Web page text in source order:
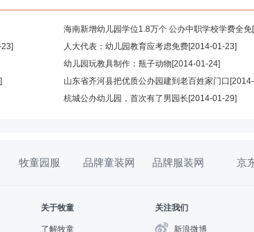
海南新增幼儿园学位1.8万个 公办中职学校学费全免
人大代表：幼儿园教育应考虑免费[2014-01-23]
幼儿园玩教具制作：瓶子动物 [2014-01-24]
山东省齐河县把优质公办园建到老百姓家门口
杭城公办幼儿园，首次有了男园长 [2014-01-29]
牧童园服 品牌童装网 品牌服装网 京
关于牧童
了解牧童
关注我们
新浪微博